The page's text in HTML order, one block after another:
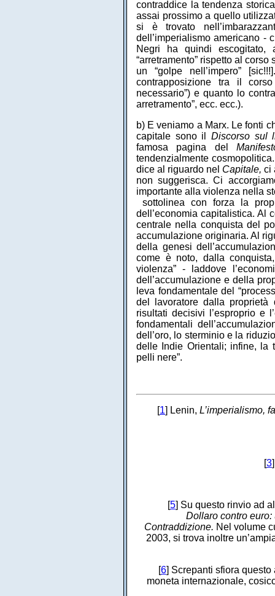
contraddice la tendenza
assai prossimo a quello
si è trovato
dell’imperialismo americano -
Negri ha quindi escogitato,
“arretramento” rispetto al
un “golpe nell’impero”
contrapposizione tra il
necessario”) e quanto lo
arretramento”, ecc. ecc.).
b) E veniamo a Marx. Le fonti
capitale sono il Discorso sul
famosa pagina del
tendenzialmente
dice al riguardo nel Capitale, ci
non suggerisca. Ci
importante alla violenza nella
sottolinea con forza la
dell’economia capitalistica. Al
centrale nella conquista del
accumulazione originaria. Al
della genesi
come è noto, dalla
violenza” - laddove
dell’accumulazione e della
leva fondamentale del
del lavoratore dalla
risultati decisivi l’esproprio e
fondamentali
dell’oro, lo sterminio e la
delle Indie Orientali; infine, la
pelli nere”.
[1] Lenin, L’imperialismo,
[3
[5] Su questo rinvio ad
Dollaro contro euro:
Contraddizione. Nel volume
2003, si trova inoltre
[6] Screpanti sfiora
moneta internazionale,